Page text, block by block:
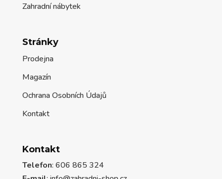
Zahradní nábytek
Stránky
Prodejna
Magazín
Ochrana Osobních Údajů
Kontakt
Kontakt
Telefon: 606 865 324